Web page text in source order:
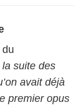
du
la suite des
avait déjà
premier opus